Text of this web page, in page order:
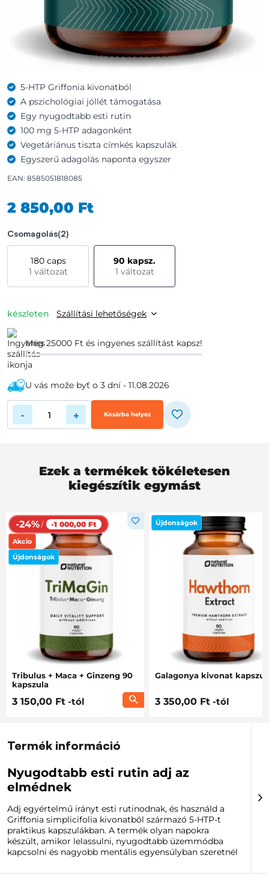
5-HTP Griffonia kivonatból
A pszichológiai jóllét támogatása
Egy nyugodtabb esti rutin
100 mg 5-HTP adagonként
Vegetáriánus tiszta címkés kapszulák
Egyszerű adagolás naponta egyszer
EAN: 8585051818085
2 850,00 Ft
Csomagolás(2)
180 caps
1 változat
90 kapsz.
1 változat
készleten Szállítási lehetőségek
Még 25000 Ft és ingyenes szállítást kapsz!
U vás može byť o 3 dní - 11.08.2026
- + Kosárba helyez
Ezek a termékek tökéletesen
kiegészítik egymást
Tribulus + Maca + Ginzeng 90
kapszula
-24%/ -1 000,00 Ft
Akcio
Újdonságok
3 150,00 Ft -tól
Galagonya kivonat
Újdonságok
3 350,00 Ft -tól
Termék információ
Nyugodtabb esti rutin adj az
elmédnek
Adj egyértelmű irányt esti rutinodnak, és használd a
Griffonia simplicifolia kivonatból származó 5-HTP-t
praktikus kapszulákban. A termék olyan napokra
készült, amikor lelassulni, nyugodtabb üzemmódba
kapcsolni és nagyobb mentális egyensúlyban szeretnél